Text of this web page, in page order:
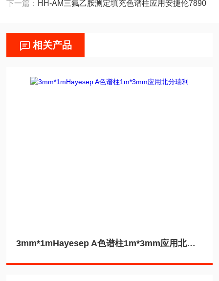
下一篇： HH-AM三氟乙胺测定填充色谱柱应用安捷伦7890
相关产品
3mm*1mHayesep A色谱柱1m*3mm应用北分瑞利